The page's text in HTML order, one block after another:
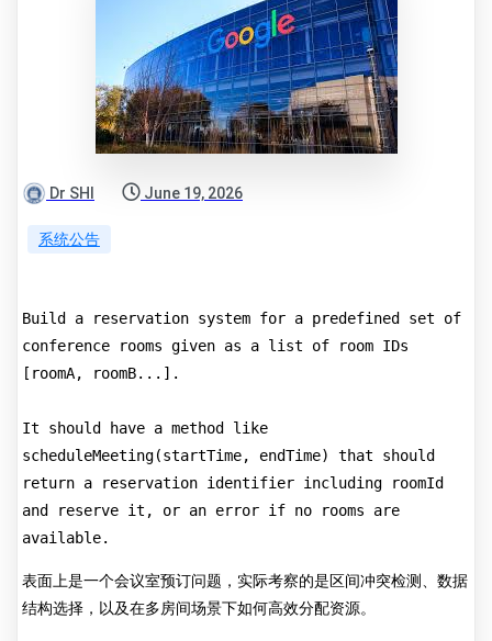
Dr SHI June 19, 2026
系统公告
Build a reservation system for a predefined set of
conference rooms given as a list of room IDs
[roomA, roomB...].
It should have a method like
scheduleMeeting(startTime, endTime) that should
return a reservation identifier including roomId
and reserve it, or an error if no rooms are
available.
表面上是一个会议室预订问题，实际考察的是区间冲突检测、数据
结构选择，以及在多房间场景下如何高效分配资源。